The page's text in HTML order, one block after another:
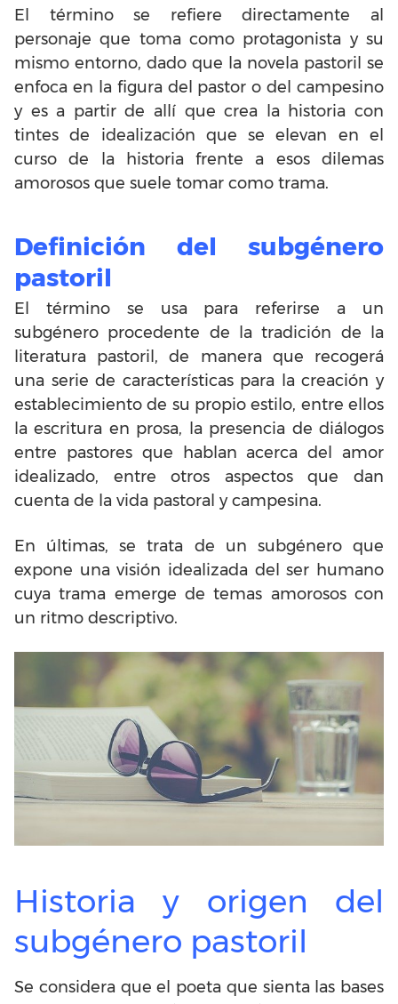
El término se refiere directamente al
personaje que toma como protagonista y su
mismo entorno, dado que la novela pastoril se
enfoca en la figura del pastor o del campesino
y es a partir de allí que crea la historia con
tintes de idealización que se elevan en el
curso de la historia frente a esos dilemas
amorosos que suele tomar como trama.
Definición del subgénero
pastoril
El término se usa para referirse a un
subgénero procedente de la tradición de la
literatura pastoril, de manera que recogerá
una serie de características para la creación y
establecimiento de su propio estilo, entre ellos
la escritura en prosa, la presencia de diálogos
entre pastores que hablan acerca del amor
idealizado, entre otros aspectos que dan
cuenta de la vida pastoral y campesina.
En últimas, se trata de un subgénero que
expone una visión idealizada del ser humano
cuya trama emerge de temas amorosos con
un ritmo descriptivo.
Historia y origen del
subgénero pastoril
Se considera que el poeta que sienta las bases